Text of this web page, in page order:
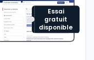
Essai
gratuit
disponible